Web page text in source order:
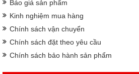
Báo giá sản phẩm
Kinh nghiệm mua hàng
Chính sách vận chuyển
Chính sách đặt theo yêu cầu
Chính sách bảo hành sản phẩm